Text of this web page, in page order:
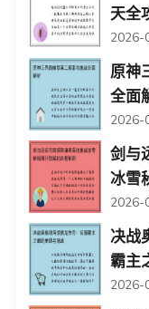
天全
2026-
原神
全面
2026-
剑与
冰雪
2026-
决战
霸主
2026-